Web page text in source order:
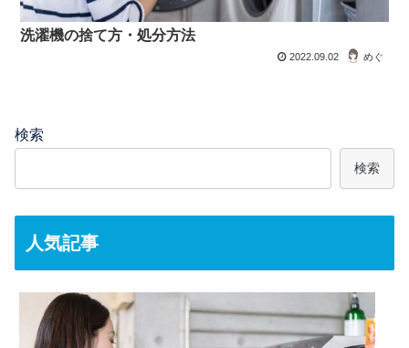
洗濯機の捨て方・処分方法
2022.09.02 めぐ
検索
検索
人気記事